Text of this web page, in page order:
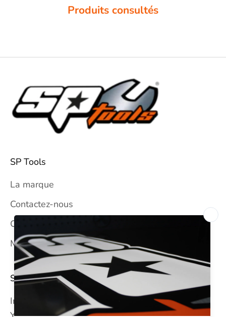
Produits consultés
SP Tools
La marque
Contactez-nous
CGV
Mentions légales
SUIVEZ-NOUS
Instagram